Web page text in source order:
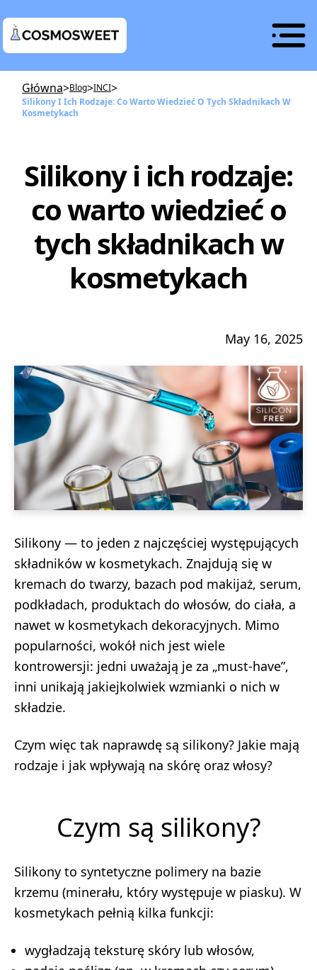
Główna>Blog>INCI>
Silikony I Ich Rodzaje: Co Warto Wiedzieć O Tych Składnikach W
Kosmetykach
Silikony i ich rodzaje:
co warto wiedzieć o
tych składnikach w
kosmetykach
May 16, 2025
Silikony — to jeden z najczęściej występujących
składników w kosmetykach. Znajdują się w
kremach do twarzy, bazach pod makijaż, serum,
podkładach, produktach do włosów, do ciała, a
nawet w kosmetykach dekoracyjnych. Mimo
popularności, wokół nich jest wiele
kontrowersji: jedni uważają je za „must-have”,
inni unikają jakiejkolwiek wzmianki o nich w
składzie.
Czym więc tak naprawdę są silikony? Jakie mają
rodzaje i jak wpływają na skórę oraz włosy?
Czym są silikony?
Silikony to syntetyczne polimery na bazie
krzemu (minerału, który występuje w piasku). W
kosmetykach pełnią kilka funkcji:
wygładzają teksturę skóry lub włosów,